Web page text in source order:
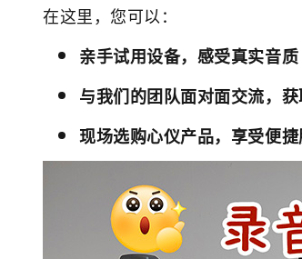
在这里，您可以：
亲手试用设备，感受真实音质
与我们的团队面对面交流，
现场选购心仪产品，享受便